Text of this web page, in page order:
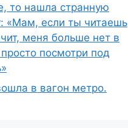
то нашла странную
«Мам, если ты читаешь
меня больше нет в
посмотри под
в вагон метро.